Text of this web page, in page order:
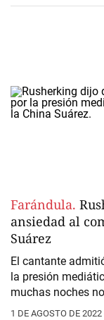
Farándula.
ansiedad al
Suárez
El cantante
la presión
muchas noches
1 DE AGOSTO DE